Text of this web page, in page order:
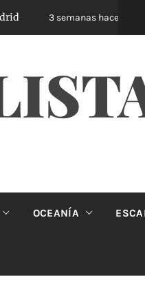
3 semanas hace Oveja
OCEANÍA